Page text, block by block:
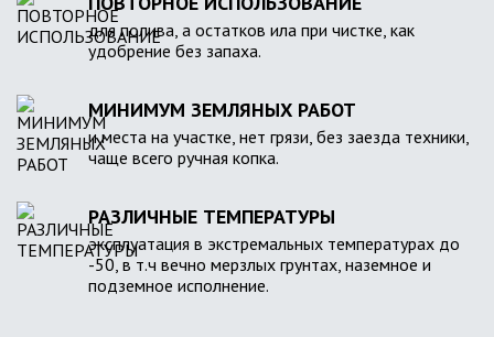
для полива, а остатков ила при чистке, как
удобрение без запаха.
МИНИМУМ ЗЕМЛЯНЫХ РАБОТ
и места на участке, нет грязи, без заезда техники,
чаще всего ручная копка.
РАЗЛИЧНЫЕ ТЕМПЕРАТУРЫ
эксплуатация в экстремальных температурах до
-50, в т.ч вечно мерзлых грунтах, наземное и
подземное исполнение.